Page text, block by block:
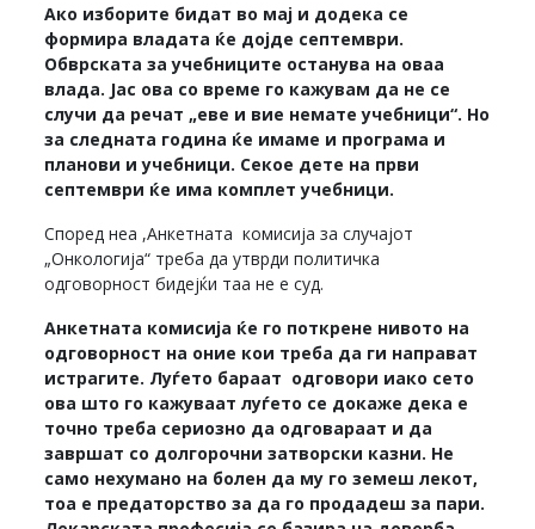
Ако изборите бидат во мај и додека се
формира владата ќе дојде септември.
Обврската за учебниците останува на оваа
влада. Јас ова со време го кажувам да не се
случи да речат „еве и вие немате учебници“. Но
за следната година ќе имаме и програма и
планови и учебници. Секое дете на први
септември ќе има комплет учебници.
Според неа ,Анкетната комисија за случајот
„Онкологија“ треба да утврди политичка
одговорност бидејќи таа не е суд.
Анкетната комисија ќе го поткрене нивото на
одговорност на оние кои треба да ги направат
истрагите. Луѓето бараат одговори иако сето
ова што го кажуваат луѓето се докаже дека е
точно треба сериозно да одговараат и да
завршат со долгорочни затворски казни. Не
само нехумано на болен да му го земеш лекот,
тоа е предаторство за да го продадеш за пари.